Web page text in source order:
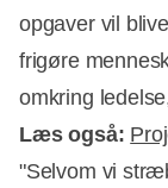
opgaver vil
frigøre
omkring
Læs også:
"Selvom vi